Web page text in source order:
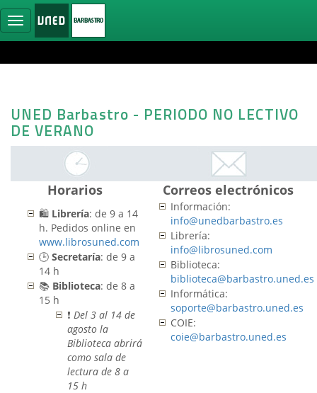
Ocultar
navegación
UNED Barbastro - PERIODO NO LECTIVO
DE VERANO
Horarios
🛍️ Librería: de 9 a 14
h. Pedidos online en
www.librosuned.com
🕒 Secretaría: de 9 a
14 h
📚 Biblioteca: de 8 a
15 h
❗ Del 3 al 14 de
agosto la
Biblioteca abrirá
como sala de
lectura de 8 a
15 h
Correos electrónicos
Información:
info@unedbarbastro.es
Librería:
info@librosuned.com
Biblioteca:
biblioteca@barbastro.uned.es
Informática:
soporte@barbastro.uned.es
COIE:
coie@barbastro.uned.es